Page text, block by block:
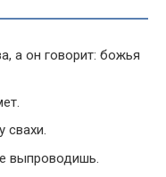
а он говорит: божья
свахи.
выпроводишь.